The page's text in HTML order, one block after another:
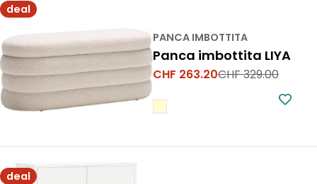
deal
PANCA IMBOTTITA
Panca imbottita LIYA
Prezzo
vendita
CHF 263.20
Prezzo
CHF 329.00
deal